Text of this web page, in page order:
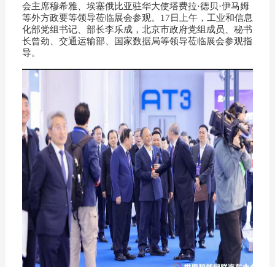
会主席穆希雅、埃塞俄比亚驻华大使塔费拉·德贝·伊马姆
等外方政要等领导莅临展会参观。17日上午，工业和信息
化部党组书记、部长李乐成，北京市政府党组成员、秘书
长曾劲、交通运输部、国家数据局等领导莅临展会参观指
导。